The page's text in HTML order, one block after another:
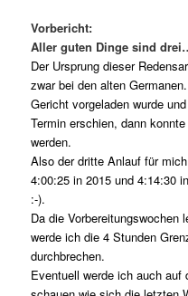
Vorbericht:
Aller guten Dinge sind
Der Ursprung dieser
zwar bei den alten
Gericht vorgeladen wurde
Termin erschien, dann
werden.
Also der dritte Anlauf für
4:00:25 in 2015 und 4:14:30
:-).
Da die Vorbereitungswochen
werde ich die 4 Stunden
durchbrechen.
Eventuell werde ich auch auf